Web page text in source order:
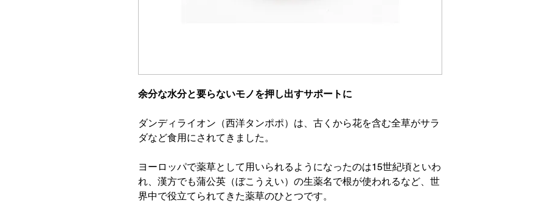
余分な水分と要らないモノを押し出すサポートに
ダンディライオン（西洋タンポポ）は、古くから花を含む全草がサラ
ダなど食用にされてきました。
ヨーロッパで薬草として用いられるようになったのは15世紀頃といわ
れ、漢方でも蒲公英（ぼこうえい）の生薬名で根が使われるなど、世
界中で役立てられてきた薬草のひとつです。